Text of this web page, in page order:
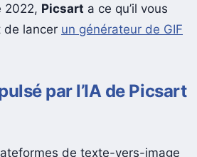
2022, Picsart a ce qu’il vous
de lancer un générateur de GIF
par l’IA de Picsart
de texte-vers-image